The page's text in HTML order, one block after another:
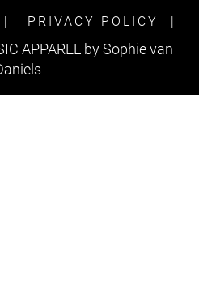
PRIVACY POLICY
APPAREL by Sophie van